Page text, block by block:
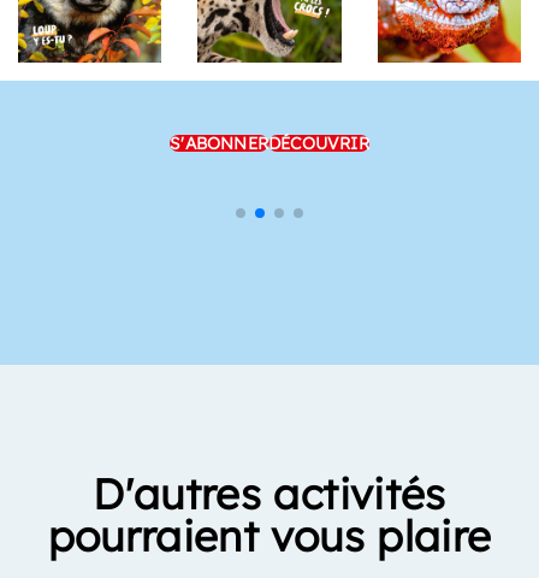
S'ABONNERDÉCOUVRIR
D'autres activités
pourraient vous plaire